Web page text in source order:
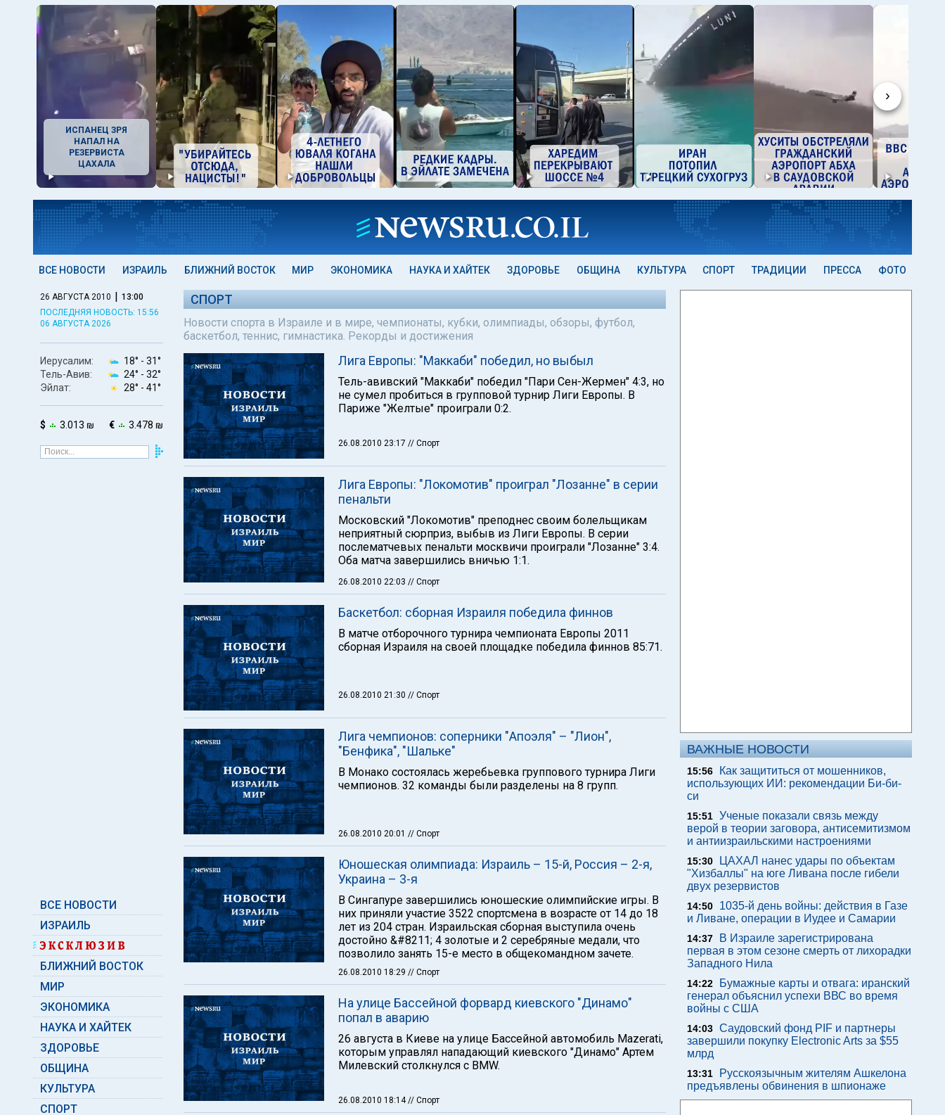
›
ИСПАНЕЦ ЗРЯ
НАПАЛ НА
РЕЗЕРВИСТА
ЦАХАЛА
ВСЕ НОВОСТИ ИЗРАИЛЬ БЛИЖНИЙ ВОСТОК МИР ЭКОНОМИКА НАУКА И ХАЙТЕК ЗДОРОВЬЕ ОБЩИНА КУЛЬТУРА СПОРТ ТРАДИЦИИ ПРЕССА ФОТО
26 АВГУСТА 2010 | 13:00
ПОСЛЕДНЯЯ НОВОСТЬ: 15:56
06 АВГУСТА 2026
Иерусалим: 18° - 31°
Тель-Авив:
24° - 32°
Эйлат:
28° - 41°
$ 3.013 ₪ € 3.478 ₪
ВСЕ НОВОСТИ
ИЗРАИЛЬ
БЛИЖНИЙ ВОСТОК
МИР
ЭКОНОМИКА
НАУКА И ХАЙТЕК
ЗДОРОВЬЕ
ОБЩИНА
КУЛЬТУРА
СПОРТ
СПОРТ
Новости спорта в Израиле и в мире, чемпионаты, кубки, олимпиады, обзоры, футбол,
баскетбол, теннис, гимнастика. Рекорды и достижения
Лига Европы: "Маккаби" победил, но выбыл
Тель-авивский "Маккаби" победил "Пари Сен-Жермен" 4:3, но
не сумел пробиться в групповой турнир Лиги Европы. В
Париже "Желтые" проиграли 0:2.
26.08.2010 23:17 // Спорт
Лига Европы: "Локомотив" проиграл "Лозанне" в серии
пенальти
Московский "Локомотив" преподнес своим болельщикам
неприятный сюрприз, выбыв из Лиги Европы. В серии
послематчевых пенальти москвичи проиграли "Лозанне" 3:4.
Оба матча завершились вничью 1:1.
26.08.2010 22:03 // Спорт
Баскетбол: сборная Израиля победила финнов
В матче отборочного турнира чемпионата Европы 2011
сборная Израиля на своей площадке победила финнов 85:71.
26.08.2010 21:30 // Спорт
Лига чемпионов: соперники "Апоэля" – "Лион",
"Бенфика", "Шальке"
В Монако состоялась жеребьевка группового турнира Лиги
чемпионов. 32 команды были разделены на 8 групп.
26.08.2010 20:01 // Спорт
Юношеская олимпиада: Израиль – 15-й, Россия – 2-я,
Украина – 3-я
В Сингапуре завершились юношеские олимпийские игры. В
них приняли участие 3522 спортсмена в возрасте от 14 до 18
лет из 204 стран. Израильская сборная выступила очень
достойно &#8211; 4 золотые и 2 серебряные медали, что
позволило занять 15-е место в общекомандном зачете.
26.08.2010 18:29 // Спорт
На улице Бассейной форвард киевского "Динамо"
попал в аварию
26 августа в Киеве на улице Бассейной автомобиль Mazerati,
которым управлял нападающий киевского "Динамо" Артем
Милевский столкнулся с BMW.
26.08.2010 18:14// Спорт
ВАЖНЫЕ НОВОСТИ
15:56
Как защититься от мошенников,
использующих ИИ: рекомендации Би-би-
си
15:51 Ученые показали связь между
верой в теории заговора, антисемитизмом
и антиизраильскими настроениями
15:30
ЦАХАЛ нанес удары по объектам
"Хизбаллы" на юге Ливана после гибели
двух резервистов
14:50
1035-й день войны: действия в Газе
и Ливане, операции в Иудее и Самарии
14:37
В Израиле зарегистрирована
первая в этом сезоне смерть от лихорадки
Западного Нила
14:22
Бумажные карты и отвага: иранский
генерал объяснил успехи ВВС во время
войны с США
14:03 Саудовский фонд PIF и партнеры
завершили покупку Electronic Arts за $55
млрд
13:31
Русскоязычным жителям Ашкелона
предъявлены обвинения в шпионаже